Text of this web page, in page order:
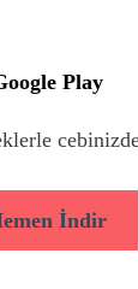
Play
İndir